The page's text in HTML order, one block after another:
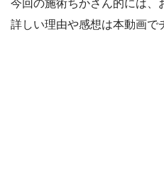
今回の施術ちかさん的には、
詳しい理由や感想は本動画で